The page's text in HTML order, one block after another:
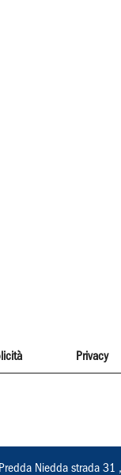
Privacy
Niedda strada